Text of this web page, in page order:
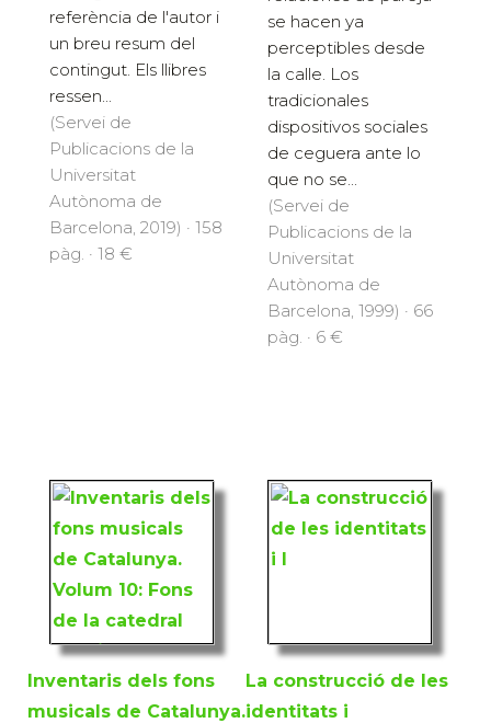
referència de l'autor i
un breu resum del
contingut. Els llibres
ressen...
(Servei de
Publicacions de la
Universitat
Autònoma de
Barcelona, 2019) · 158
pàg. · 18 €
se hacen ya
perceptibles desde
la calle. Los
tradicionales
dispositivos sociales
de ceguera ante lo
que no se...
(Servei de
Publicacions de la
Universitat
Autònoma de
Barcelona, 1999) · 66
pàg. · 6 €
Inventaris dels fons
musicals de Catalunya.
La construcció de les
identitats i